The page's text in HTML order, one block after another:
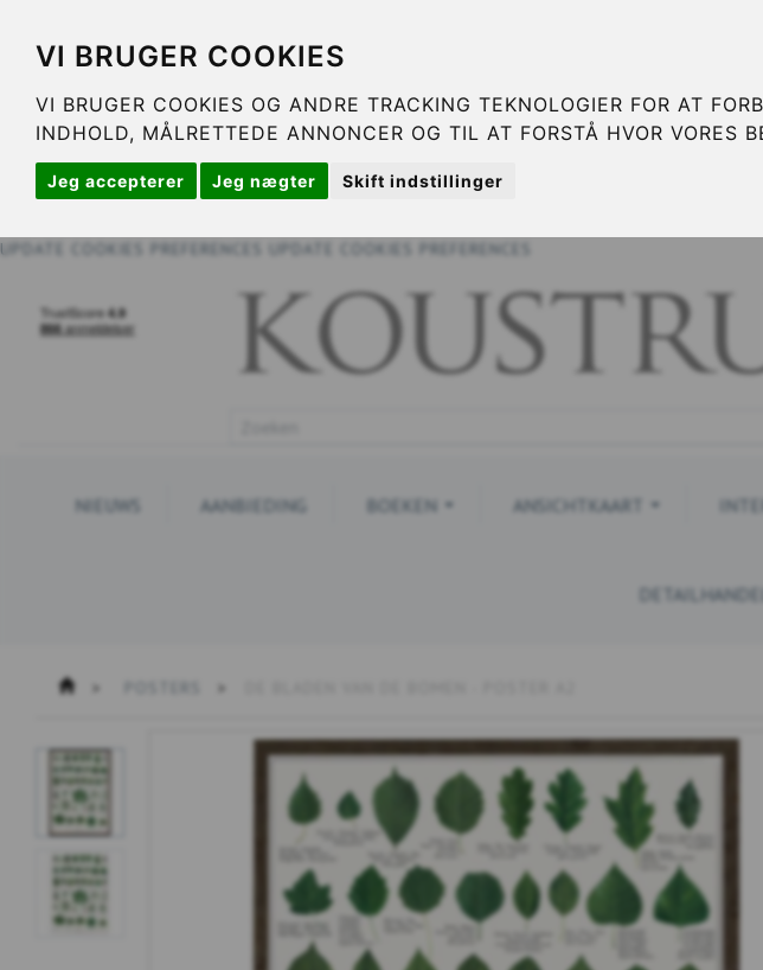
VI BRUGER COOKIES
VI BRUGER COOKIES OG ANDRE TRACKING TEKNOLOGIER FOR AT
INDHOLD, MÅLRETTEDE ANNONCER OG TIL AT FORSTÅ HVOR VORES
Jeg accepterer Jeg nægter Skift indstillinger
UPDATE COOKIES PREFERENCES UPDATE COOKIES PREFERENCES
NIEUWS AANBIEDING BOEKEN ANSICHTKAART